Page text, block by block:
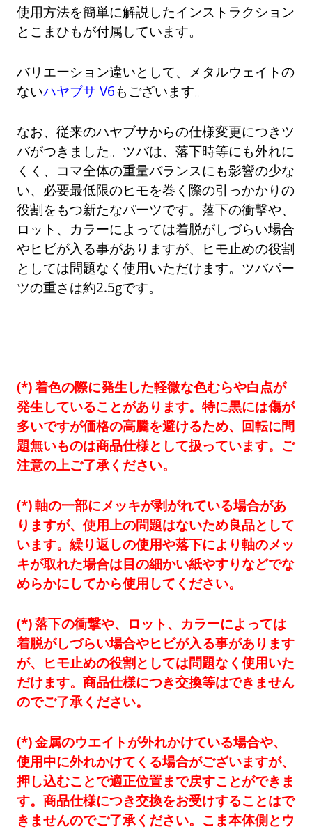
使用方法を簡単に解説したインストラクション
とこまひもが付属しています。
バリエーション違いとして、メタルウェイトの
ないハヤブサ V6もございます。
なお、従来のハヤブサからの仕様変更につきツ
バがつきました。ツバは、落下時等にも外れに
くく、コマ全体の重量バランスにも影響の少な
い、必要最低限のヒモを巻く際の引っかかりの
役割をもつ新たなパーツです。落下の衝撃や、
ロット、カラーによっては着脱がしづらい場合
やヒビが入る事がありますが、ヒモ止めの役割
としては問題なく使用いただけます。ツバパー
ツの重さは約2.5gです。
着色の際に発生した軽微な色むらや白点が
発生していることがあります。特に黒には傷が
多いですが価格の高騰を避けるため、回転に問
題無いものは商品仕様として扱っています。ご
注意の上ご了承ください。
軸の一部にメッキが剥がれている場合があ
りますが、使用上の問題はないため良品として
います。繰り返しの使用や落下により軸のメッ
キが取れた場合は目の細かい紙やすりなどでな
めらかにしてから使用してください。
落下の衝撃や、ロット、カラーによっては
着脱がしづらい場合やヒビが入る事があります
が、ヒモ止めの役割としては問題なく使用いた
だけます。商品仕様につき交換等はできません
のでご了承ください。
金属のウエイトが外れかけている場合や、
使用中に外れかけてくる場合がございますが、
押し込むことで適正位置まで戻すことができま
す。商品仕様につき交換をお受けすることはで
きませんのでご了承ください。こま本体側とウ